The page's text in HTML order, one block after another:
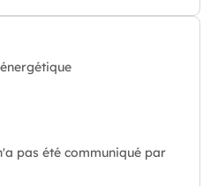
pas été communiqué par